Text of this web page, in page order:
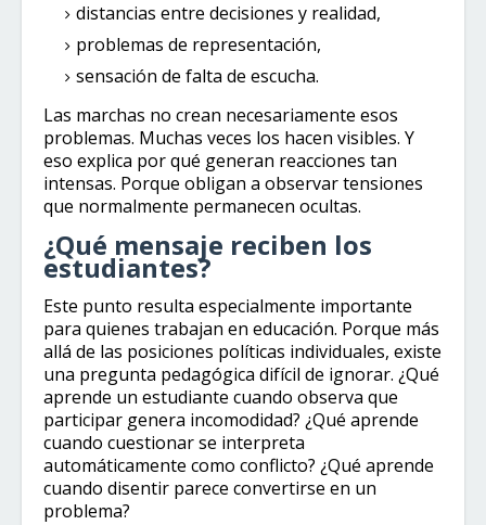
distancias entre decisiones y realidad,
problemas de representación,
sensación de falta de escucha.
Las marchas no crean necesariamente esos
problemas. Muchas veces los hacen visibles. Y
eso explica por qué generan reacciones tan
intensas. Porque obligan a observar tensiones
que normalmente permanecen ocultas.
¿Qué mensaje reciben los
estudiantes?
Este punto resulta especialmente importante
para quienes trabajan en educación. Porque más
allá de las posiciones políticas individuales, existe
una pregunta pedagógica difícil de ignorar. ¿Qué
aprende un estudiante cuando observa que
participar genera incomodidad? ¿Qué aprende
cuando cuestionar se interpreta
automáticamente como conflicto? ¿Qué aprende
cuando disentir parece convertirse en un
problema?